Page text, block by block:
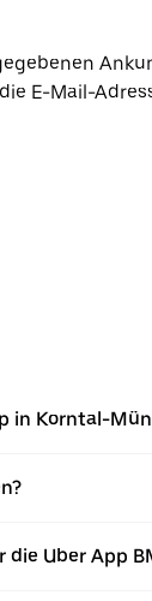
E-Mail-
in Korntal-
Uber App